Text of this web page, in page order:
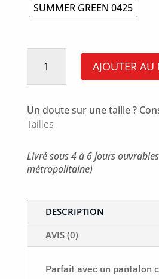
SUMMER GREEN 0425
quantité
POLO AJOUTER AU
Un doute sur une taille ?
Tailles
Livré sous 4 à 6 jours
métropolitaine)
DESCRIPTION
AVIS (0)
Parfait avec un pantalon